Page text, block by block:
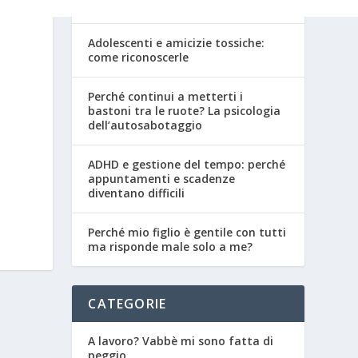
Adolescenti e amicizie tossiche:
come riconoscerle
Perché continui a metterti i
bastoni tra le ruote? La psicologia
dell’autosabotaggio
ADHD e gestione del tempo: perché
appuntamenti e scadenze
diventano difficili
Perché mio figlio è gentile con tutti
ma risponde male solo a me?
CATEGORIE
A lavoro? Vabbè mi sono fatta di
peggio